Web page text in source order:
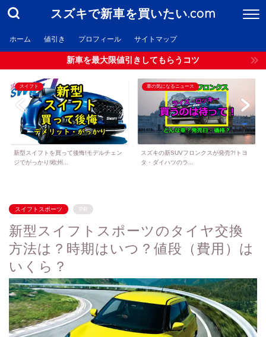
スズキで新車を買いたい.com
ホーム 値引き プロフィール サイトマップ
新車を最大限値引きしてもらうコツ
スイフト
新型スイフトを買って後悔!モデルチェン
ジでがっかり!欧州...
車の気になるニュース
スズキの新SUVフロンクスが発売?!トヨ
タ・ダイハツのラ...
スイフトスポーツ PR
新型スイフトスポーツのタイヤ交換
方法は？時期はいつ？値段（費用）は
いくら？